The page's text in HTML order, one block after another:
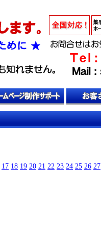
17 18 19 20 21 22 23 24 25 26 27